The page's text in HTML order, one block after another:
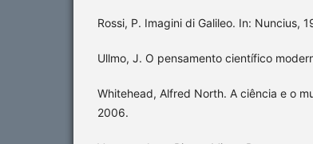
Rossi, P. Imagini di Galileo. In: Nuncius,
Ullmo, J. O pensamento científico
Whitehead, Alfred North. A ciência e o
2006.